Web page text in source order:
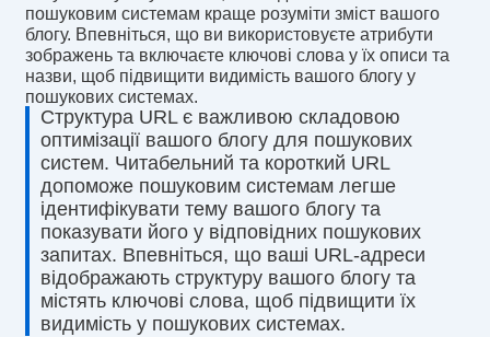
пошуковим системам краще розуміти зміст вашого
блогу. Впевніться, що ви використовуєте атрибути
зображень та включаєте ключові слова у їх описи та
назви, щоб підвищити видимість вашого блогу у
пошукових системах.
Структура URL є важливою складовою
оптимізації вашого блогу для пошукових
систем. Читабельний та короткий URL
допоможе пошуковим системам легше
ідентифікувати тему вашого блогу та
показувати його у відповідних пошукових
запитах. Впевніться, що ваші URL-адреси
відображають структуру вашого блогу та
містять ключові слова, щоб підвищити їх
видимість у пошукових системах.